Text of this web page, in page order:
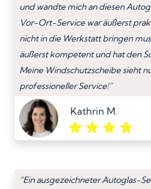
und wandte mich an diesen
Vor-Ort-Service war äußerst
nicht in die Werkstatt bringen
äußerst kompetent und hat den
Meine Windschutzscheibe sieht
professioneller Service!”
Kathrin M.
“Ein ausgezeichneter Autoglas-